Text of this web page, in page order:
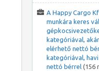
A Happy Cargo
munkára keres
kategóriával,
elérhető nettó
kategóriával,
nettó bérrel (156